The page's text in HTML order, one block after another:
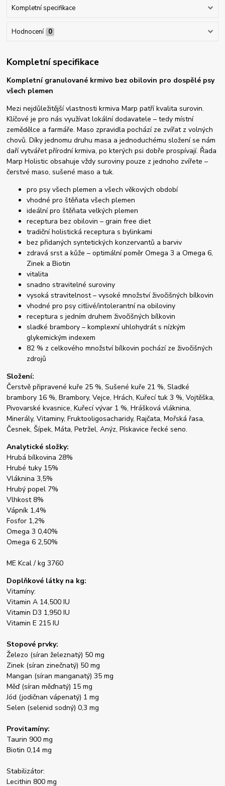
Kompletní specifikace
Hodnocení 0
Kompletní specifikace
Kompletní granulované krmivo bez obilovin pro dospělé psy
všech plemen
Mezi nejdůležitější vlastnosti krmiva Marp patří kvalita surovin.
Klíčové je pro nás využívat lokální dodavatele – tedy místní
zemědělce a farmáře. Maso zpravidla pochází ze zvířat z volných
chovů. Díky jednomu druhu masa a jednoduchému složení se nám
daří vytvářet přírodní krmiva, po kterých psi dobře prospívají. Řada
Marp Holistic obsahuje vždy suroviny pouze z jednoho zvířete –
čerstvé maso, sušené maso a tuk.
pro psy všech plemen a všech věkových období
vhodné pro štěňata všech plemen
ideální pro štěňata velkých plemen
receptura bez obilovin – grain free diet
tradiční holistická receptura s bylinkami
bez přidaných syntetických konzervantů a barviv
zdravá srst a kůže – optimální poměr Omega 3 a Omega 6,
Zinek a Biotin
vitalita
snadno stravitelné suroviny
vysoká stravitelnost – vysoké množství živočišných bílkovin
vhodné pro psy citlivé/intolerantní na obiloviny
receptura s jedním druhem živočišných bílkovin
sladké brambory – komplexní uhlohydrát s nízkým
glykemickým indexem
82 % z celkového množství bílkovin pochází ze živočišných
zdrojů
Složení:
Čerstvě připravené kuře 25 %, Sušené kuře 21 %, Sladké
brambory 16 %, Brambory, Vejce, Hrách, Kuřecí tuk 3 %, Vojtěška,
Pivovarské kvasnice, Kuřecí vývar 1 %, Hrášková vláknina,
Minerály, Vitaminy, Fruktooligosacharidy, Rajčata, Mořská řasa,
Česnek, Šípek, Máta, Petržel, Anýz, Pískavice řecké seno.
Analytické složky:
Hrubá bílkovina 28%
Hrubé tuky 15%
Vláknina 3,5%
Hrubý popel 7%
Vlhkost 8%
Vápník 1,4%
Fosfor 1,2%
Omega 3 0,40%
Omega 6 2,50%
ME Kcal / kg 3760
Doplňkové látky na kg:
Vitamíny:
Vitamin A 14,500 IU
Vitamin D3 1,950 IU
Vitamin E 215 IU
Stopové prvky:
Železo (síran železnatý) 50 mg
Zinek (síran zinečnatý) 50 mg
Mangan (síran manganatý) 35 mg
Měď (síran měďnatý) 15 mg
Jód (jodičnan vápenatý) 1 mg
Selen (selenid sodný) 0,3 mg
Provitamíny:
Taurin 900 mg
Biotin 0,14 mg
Stabilizátor:
Lecithin 800 mg